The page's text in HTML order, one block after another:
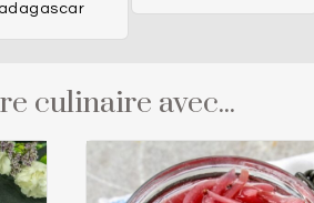
culinaire avec...